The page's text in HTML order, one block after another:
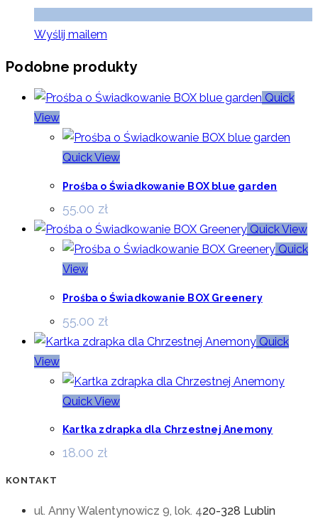
Wyślij mailem
Podobne produkty
Quick
View
Quick View
Prośba o Świadkowanie BOX blue garden
55.00 zł
Quick View
Quick
View
Prośba o Świadkowanie BOX Greenery
55.00 zł
Quick
View
Quick View
Kartka zdrapka dla Chrzestnej Anemony
18.00 zł
KONTAKT
ul. Anny Walentynowicz 9, lok. 420-328 Lublin